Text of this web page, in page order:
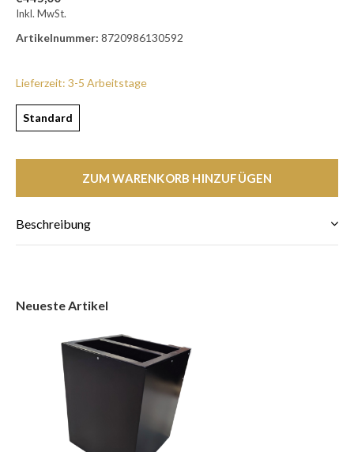
Inkl. MwSt.
Artikelnummer: 8720986130592
Lieferzeit: 3-5 Arbeitstage
Standard
ZUM WARENKORB HINZUFÜGEN
Beschreibung
Neueste Artikel